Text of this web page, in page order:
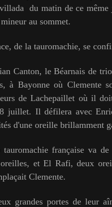
du matin de ce
au sommet.
de la tauromachie, se
Canton, le Béarnais de
à Bayonne où Clemente
de Lachepaillet où il
juillet. Il défilera avec
d'une oreille brillamment
française va de
et El Rafi, deux
Clemente.
portes de leur